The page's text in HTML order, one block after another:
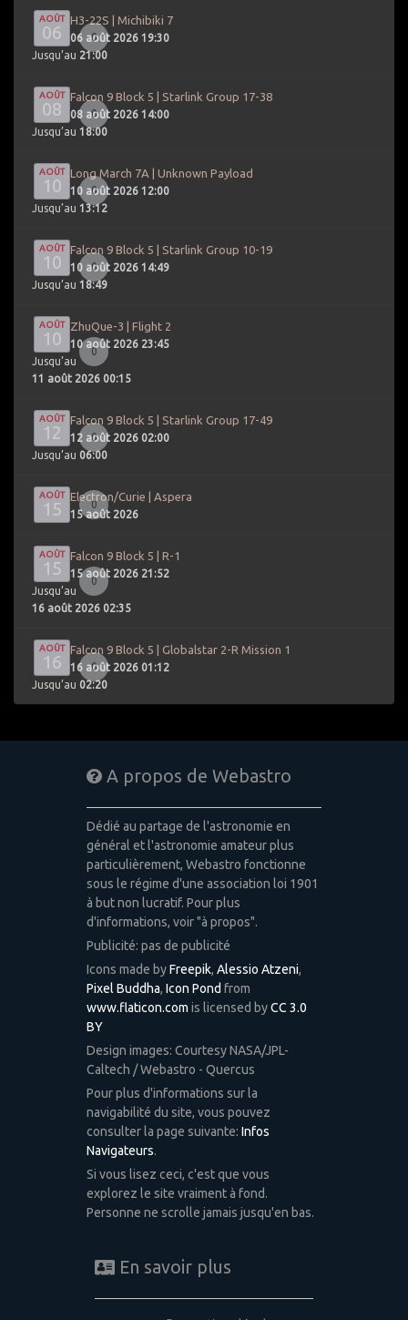
AOÛT
06 0
H3-22S | Michibiki 7
06 août 2026 19:30
Jusqu’au 21:00
AOÛT
08 0
Falcon 9 Block 5 | Starlink Group 17-38
08 août 2026 14:00
Jusqu’au 18:00
AOÛT
10 0
Long March 7A | Unknown Payload
10 août 2026 12:00
Jusqu’au 13:12
AOÛT
10 0
Falcon 9 Block 5 | Starlink Group 10-19
10 août 2026 14:49
Jusqu’au 18:49
AOÛT
10
0
ZhuQue-3 | Flight 2
10 août 2026 23:45
Jusqu’au
11 août 2026 00:15
AOÛT
12 0
Falcon 9 Block 5 | Starlink Group 17-49
12 août 2026 02:00
Jusqu’au 06:00
AOÛT
15 0
Electron/Curie | Aspera
15 août 2026
AOÛT
15
0
Falcon 9 Block 5 | R-1
15 août 2026 21:52
Jusqu’au
16 août 2026 02:35
AOÛT
16 0
Falcon 9 Block 5 | Globalstar 2-R Mission 1
16 août 2026 01:12
Jusqu’au 02:20
A propos de Webastro
Dédié au partage de l'astronomie en
général et l'astronomie amateur plus
particulièrement, Webastro fonctionne
sous le régime d'une association loi 1901
à but non lucratif. Pour plus
d'informations, voir "à propos".
Publicité: pas de publicité
Icons made byFreepik, Alessio Atzeni,
Pixel Buddha, Icon Pond from
www.flaticon.com is licensed byCC 3.0
BY
Design images: Courtesy NASA/JPL-
Caltech / Webastro - Quercus
Pour plus d'informations sur la
navigabilité du site, vous pouvez
consulter la page suivante: Infos
Navigateurs.
Si vous lisez ceci, c'est que vous
explorez le site vraiment à fond.
Personne ne scrolle jamais jusqu'en bas.
En savoir plus